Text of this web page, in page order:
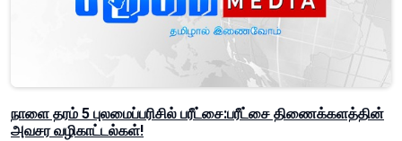
நாளை தரம் 5 புலமைப்பரிசில் பரீட்சை:பரீட்சை திணைக்களத்தின்
அவசர வழிகாட்டல்கள்!